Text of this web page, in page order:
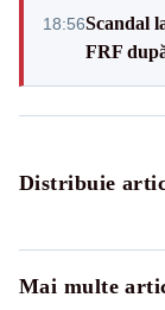
18:56Scandal
FRF
Distribuie
Mai multe